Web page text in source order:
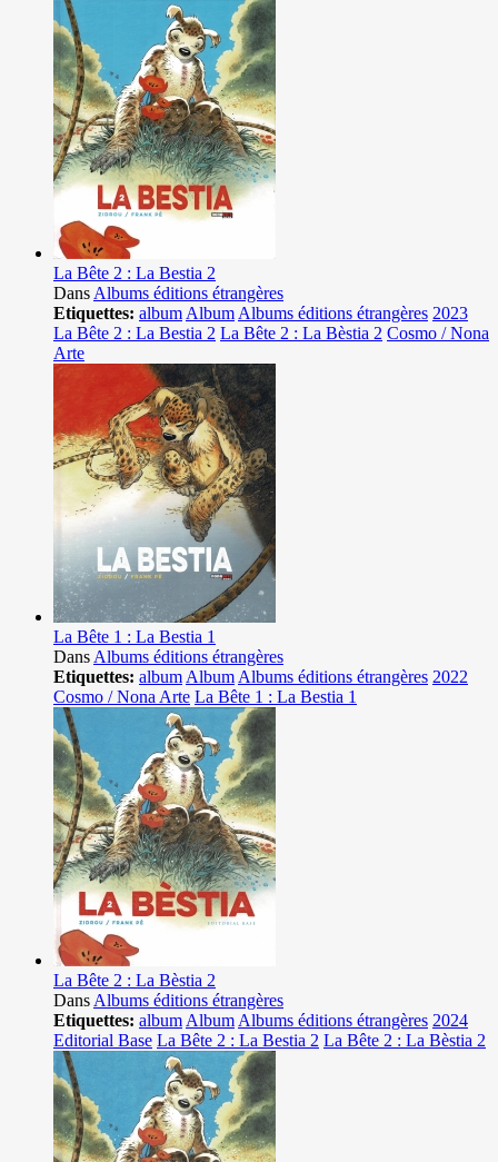
La Bête 2 : La Bestia 2
Dans Albums éditions étrangères
Etiquettes: album Album Albums éditions étrangères 2023
La Bête 2 : La Bestia 2 La Bête 2 : La Bèstia 2 Cosmo / Nona
Arte
La Bête 1 : La Bestia 1
Dans Albums éditions étrangères
Etiquettes: album Album Albums éditions étrangères 2022
Cosmo / Nona Arte La Bête 1 : La Bestia 1
La Bête 2 : La Bèstia 2
Dans Albums éditions étrangères
Etiquettes: album Album Albums éditions étrangères 2024
Editorial Base La Bête 2 : La Bestia 2 La Bête 2 : La Bèstia 2